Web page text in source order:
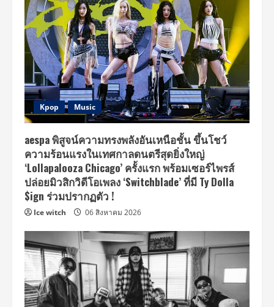
Kpop Music
aespa พิสูจน์ความทรงพลังอันเหนือชั้น ขึ้นโชว์
ความร้อนแรงในเทศกาลดนตรีสุดยิ่งใหญ่
‘Lollapalooza Chicago’ ครั้งแรก พร้อมเซอร์ไพรส์
ปล่อยมิวสิกวิดีโอเพลง ‘Switchblade’ ที่มี Ty Dolla
$ign ร่วมปรากฏตัว !
Ice witch 06 สิงหาคม 2026